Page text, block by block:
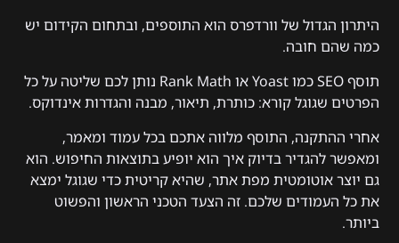
היתרון הגדול של וורדפרס הוא התוספים, ובתחום הקידום יש
כמה שהם חובה.
תוסף SEO כמו Yoast או Rank Math נותן לכם שליטה על כל
הפרטים שגוגל קורא: כותרת, תיאור, מבנה והגדרות אינדוקס.
אחרי ההתקנה, התוסף מלווה אתכם בכל עמוד ומאמר,
ומאפשר להגדיר בדיוק איך הוא יופיע בתוצאות החיפוש. הוא
גם יוצר אוטומטית מפת אתר, שהיא קריטית כדי שגוגל ימצא
את כל העמודים שלכם. זה הצעד הטכני הראשון והפשוט
ביותר.